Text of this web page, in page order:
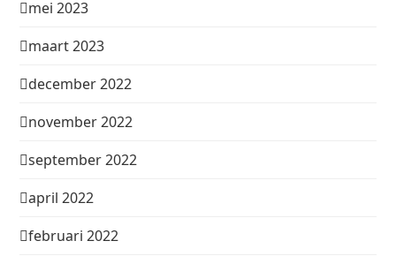
mei 2023
maart 2023
december 2022
november 2022
september 2022
april 2022
februari 2022